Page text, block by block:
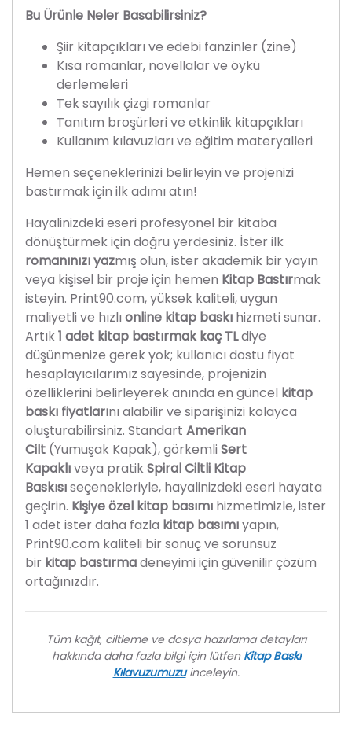
Bu Ürünle Neler Basabilirsiniz?
Şiir kitapçıkları ve edebi fanzinler (zine)
Kısa romanlar, novellalar ve öykü
derlemeleri
Tek sayılık çizgi romanlar
Tanıtım broşürleri ve etkinlik kitapçıkları
Kullanım kılavuzları ve eğitim materyalleri
Hemen seçeneklerinizi belirleyin ve projenizi
bastırmak için ilk adımı atın!
Hayalinizdeki eseri profesyonel bir kitaba
dönüştürmek için doğru yerdesiniz. İster ilk
romanınızı yazmış olun, ister akademik bir yayın
veya kişisel bir proje için hemen Kitap Bastırmak
isteyin. Print90.com, yüksek kaliteli, uygun
maliyetli ve hızlı online kitap baskı hizmeti sunar.
Artık1 adet kitap bastırmak kaç TLdiye
düşünmenize gerek yok; kullanıcı dostu fiyat
hesaplayıcılarımız sayesinde, projenizin
özelliklerini belirleyerek anında en güncel kitap
baskı fiyatlarını alabilir ve siparişinizi kolayca
oluşturabilirsiniz. Standart Amerikan
Cilt (Yumuşak Kapak), görkemli Sert
Kapaklıveya pratikSpiral Ciltli Kitap
Baskısıseçenekleriyle, hayalinizdeki eseri hayata
geçirin. Kişiye özel kitap basımı hizmetimizle, ister
1 adet ister daha fazla kitap basımıyapın,
Print90.com kaliteli bir sonuç ve sorunsuz
bir kitap bastırmadeneyimi için güvenilir çözüm
ortağınızdır.
Tüm kağıt, ciltleme ve dosya hazırlama detayları
hakkında daha fazla bilgi için lütfen Kitap Baskı
Kılavuzumuzuinceleyin.